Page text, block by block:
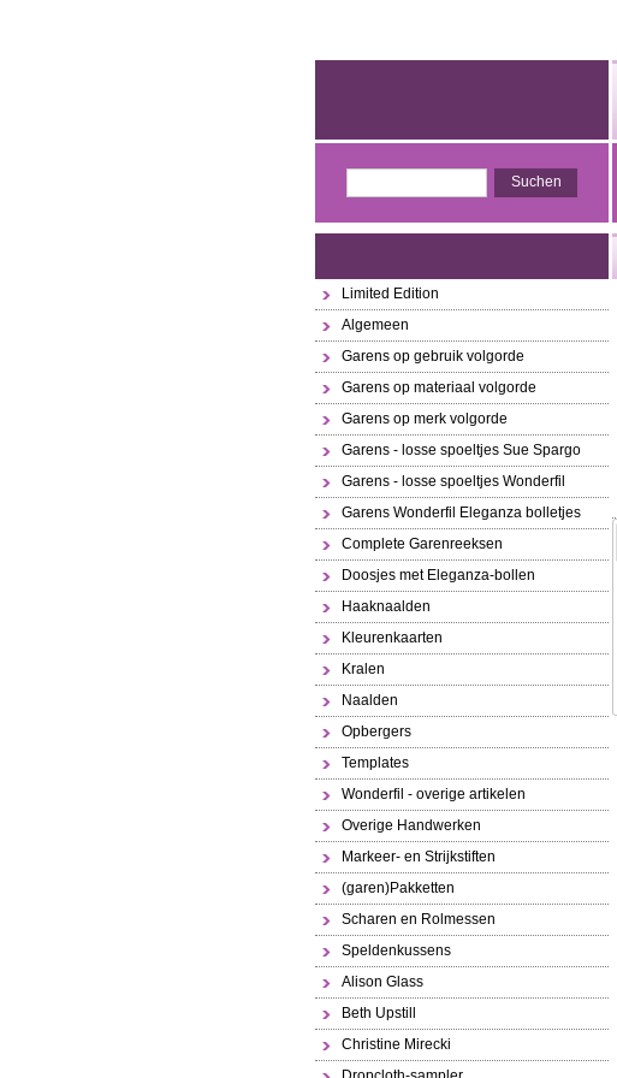
Limited Edition
Algemeen
Garens op gebruik volgorde
Garens op materiaal volgorde
Garens op merk volgorde
Garens - losse spoeltjes Sue Spargo
Garens - losse spoeltjes Wonderfil
Garens Wonderfil Eleganza bolletjes
Complete Garenreeksen
Doosjes met Eleganza-bollen
Haaknaalden
Kleurenkaarten
Kralen
Naalden
Opbergers
Templates
Wonderfil - overige artikelen
Overige Handwerken
Markeer- en Strijkstiften
(garen)Pakketten
Scharen en Rolmessen
Speldenkussens
Alison Glass
Beth Upstill
Christine Mirecki